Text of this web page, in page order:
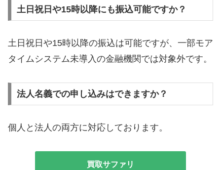
土日祝日や15時以降にも振込可能ですか？
土日祝日や15時以降の振込は可能ですが、一部モア
タイムシステム未導入の金融機関では対象外です。
法人名義での申し込みはできますか？
個人と法人の両方に対応しております。
買取サファリ